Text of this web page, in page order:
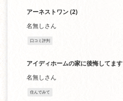
アーネストワン(2)
名無しさん
口コミ評判
アイディホームの家に後悔してます
名無しさん
住んでみて